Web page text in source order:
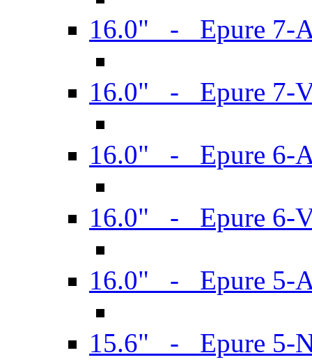
16.0" - Epure 7-
16.0" - Epure 7-
16.0" - Epure 6-
16.0" - Epure 6-
16.0" - Epure 5-
15.6" - Epure 5-